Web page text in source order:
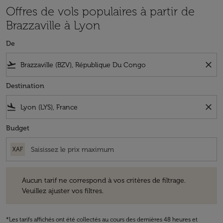
Offres de vols populaires à partir de
Brazzaville à Lyon
De
flight_takeoff close
Destination
flight_land close
Budget
XAF
Aucun tarif ne correspond à vos critères de filtrage.
Veuillez ajuster vos filtres.
*Les tarifs affichés ont été collectés au cours des dernières 48 heures et